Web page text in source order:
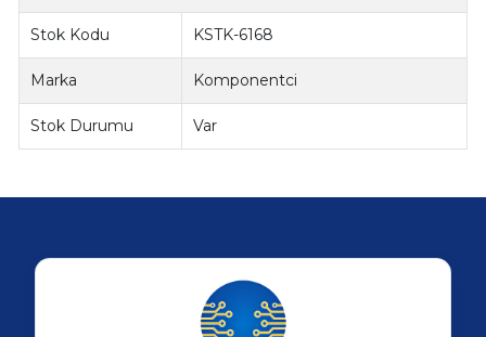
Stok Kodu KSTK-6168
Marka Komponentci
Stok Durumu Var